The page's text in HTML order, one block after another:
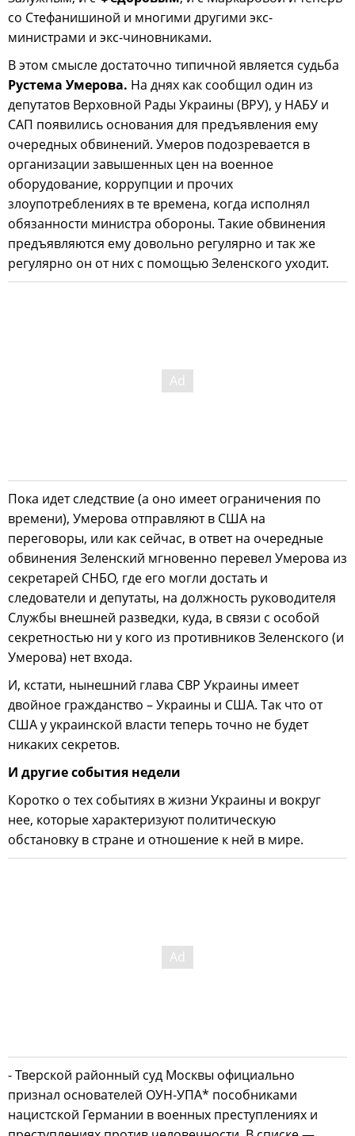
со Стефанишиной и многими другими экс-
министрами и экс-чиновниками.
В этом смысле достаточно типичной является судьба
Рустема Умерова. На днях как сообщил один из
депутатов Верховной Рады Украины (ВРУ), у НАБУ и
САП появились основания для предъявления ему
очередных обвинений. Умеров подозревается в
организации завышенных цен на военное
оборудование, коррупции и прочих
злоупотреблениях в те времена, когда исполнял
обязанности министра обороны. Такие обвинения
предъявляются ему довольно регулярно и так же
регулярно он от них с помощью Зеленского уходит.
Пока идет следствие (а оно имеет ограничения по
времени), Умерова отправляют в США на
переговоры, или как сейчас, в ответ на очередные
обвинения Зеленский мгновенно перевел Умерова из
секретарей СНБО, где его могли достать и
следователи и депутаты, на должность руководителя
Службы внешней разведки, куда, в связи с особой
секретностью ни у кого из противников Зеленского (и
Умерова) нет входа.
И, кстати, нынешний глава СВР Украины имеет
двойное гражданство – Украины и США. Так что от
США у украинской власти теперь точно не будет
никаких секретов.
И другие события недели
Коротко о тех событиях в жизни Украины и вокруг
нее, которые характеризуют политическую
обстановку в стране и отношение к ней в мире.
- Тверской районный суд Москвы официально
признал основателей ОУН-УПА* пособниками
нацистской Германии в военных преступлениях и